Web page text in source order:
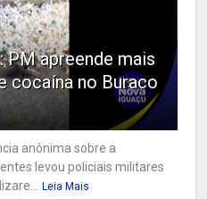
apreende mais
cocaína no Buraco
anônima sobre a
levou policiais militares
Leia Mais